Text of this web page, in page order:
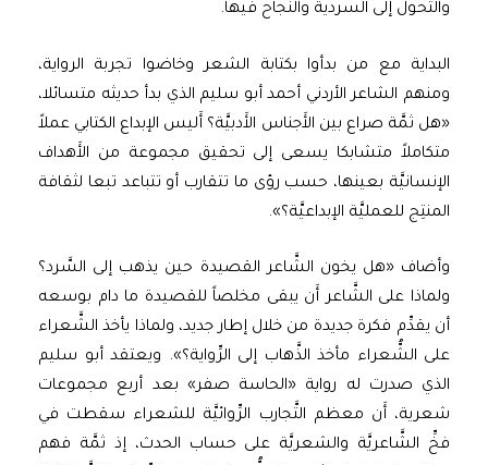
والتحول إلى السردية والنجاح فيها.
البداية مع من بدأوا بكتابة الشعر وخاضوا تجربة الرواية،
ومنهم الشاعر الأردني أحمد أبو سليم الذي بدأ حديثه متسائلا،
«هل ثمَّة صراع بين الأَجناس الأَدبيَّة؟ أَليس الإبداع الكتابي عملاً
متكاملاً متشابكا يسعى إلى تحقيق مجموعة من الأَهداف
الإنسانيَّة بعينها، حسب رؤى ما تتقارب أو تتباعد تبعا لثقافة
المنتِج للعمليَّة الإبداعيَّة؟».
وأضاف «هل يخون الشَّاعر القصيدة حين يذهب إلى السَّرد؟
ولماذا على الشَّاعر أَن يبقى مخلصاً للقصيدة ما دام بوسعه
أن يقدِّم فكرة جديدة من خلال إطار جديد، ولماذا يأخذ الشَّعراء
على الشُّعراء مأخذ الذَّهاب إلى الرِّواية؟». ويعتقد أبو سليم
الذي صدرت له رواية «الحاسة صفر» بعد أربع مجموعات
شعرية، أَن معظم التَّجارب الرِّوائيَّة للشعراء سقطت في
فخِّ الشَّاعريَّة والشعريَّة على حساب الحدث، إذ ثمَّة فهم